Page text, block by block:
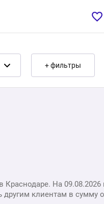
+ фильтры
На
клиентам в сумму